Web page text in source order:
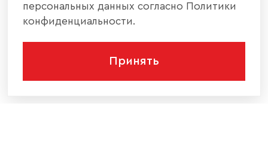
персональных данных согласно Политики
конфиденциальности.
Принять